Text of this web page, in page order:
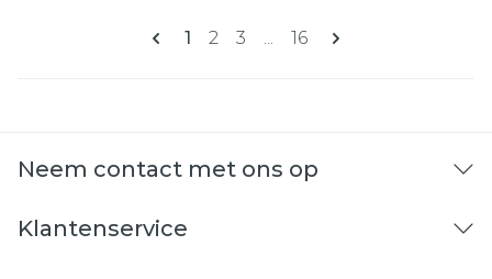
Pagina's
U lees momenteel pagina
1 Pagina
2 Pagina
3 ... Pagina
16
Neem contact met ons op
Klantenservice